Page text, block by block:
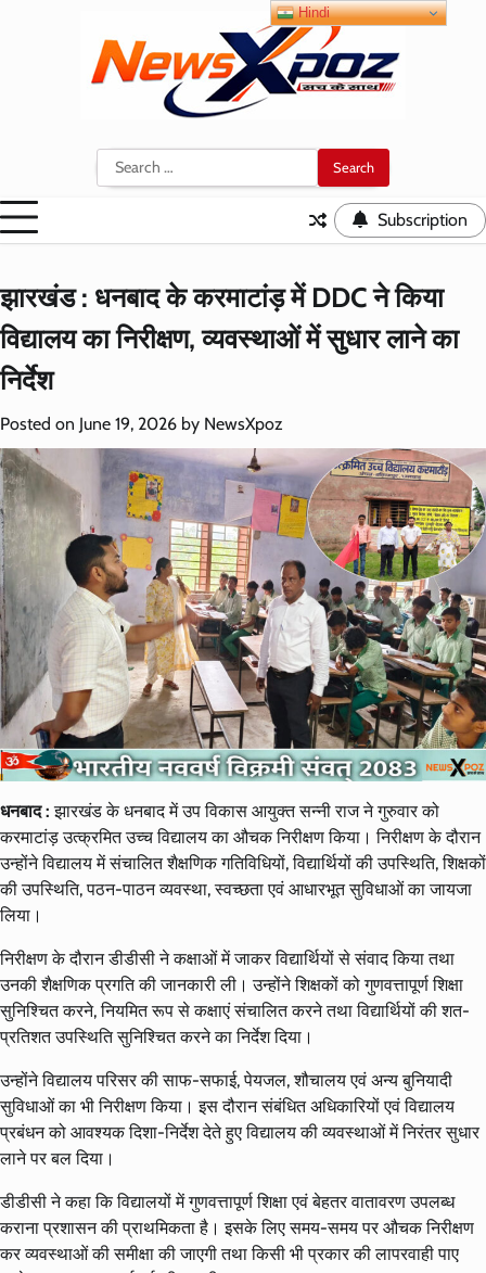
Search
for:
Subscription
झारखंड : धनबाद के करमाटांड़ में DDC ने किया
विद्यालय का निरीक्षण, व्यवस्थाओं में सुधार लाने का
निर्देश
Posted on June 19, 2026 by NewsXpoz
धनबाद :झारखंड के धनबाद में उप विकास आयुक्त सन्नी राज ने गुरुवार को
करमाटांड़ उत्क्रमित उच्च विद्यालय का औचक निरीक्षण किया। निरीक्षण के दौरान
उन्होंने विद्यालय में संचालित शैक्षणिक गतिविधियों, विद्यार्थियों की उपस्थिति, शिक्षकों
की उपस्थिति, पठन-पाठन व्यवस्था, स्वच्छता एवं आधारभूत सुविधाओं का जायजा
लिया।
निरीक्षण के दौरान डीडीसी ने कक्षाओं में जाकर विद्यार्थियों से संवाद किया तथा
उनकी शैक्षणिक प्रगति की जानकारी ली। उन्होंने शिक्षकों को गुणवत्तापूर्ण शिक्षा
सुनिश्चित करने, नियमित रूप से कक्षाएं संचालित करने तथा विद्यार्थियों की शत-
प्रतिशत उपस्थिति सुनिश्चित करने का निर्देश दिया।
उन्होंने विद्यालय परिसर की साफ-सफाई, पेयजल, शौचालय एवं अन्य बुनियादी
सुविधाओं का भी निरीक्षण किया। इस दौरान संबंधित अधिकारियों एवं विद्यालय
प्रबंधन को आवश्यक दिशा-निर्देश देते हुए विद्यालय की व्यवस्थाओं में निरंतर सुधार
लाने पर बल दिया।
डीडीसी ने कहा कि विद्यालयों में गुणवत्तापूर्ण शिक्षा एवं बेहतर वातावरण उपलब्ध
कराना प्रशासन की प्राथमिकता है। इसके लिए समय-समय पर औचक निरीक्षण
कर व्यवस्थाओं की समीक्षा की जाएगी तथा किसी भी प्रकार की लापरवाही पाए
Hindi